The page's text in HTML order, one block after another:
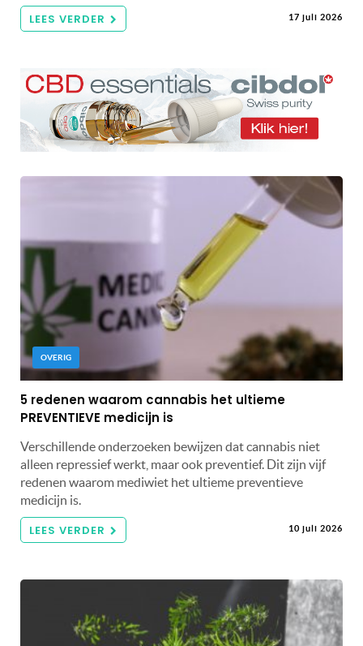
LEES VERDER 17 juli 2026
OVERIG
5 redenen waarom cannabis het ultieme
PREVENTIEVE medicijn is
Verschillende onderzoeken bewijzen dat cannabis niet
alleen repressief werkt, maar ook preventief. Dit zijn vijf
redenen waarom mediwiet het ultieme preventieve
medicijn is.
LEES VERDER 10 juli 2026